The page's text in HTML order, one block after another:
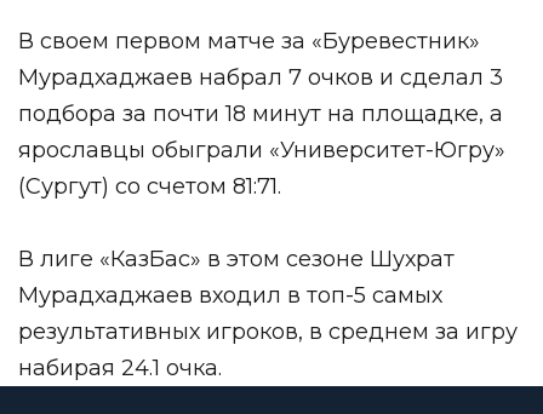
В своем первом матче за «Буревестник»
Мурадхаджаев набрал 7 очков и сделал 3
подбора за почти 18 минут на площадке, а
ярославцы обыграли «Университет-Югру»
(Сургут) со счетом 81:71.
В лиге «КазБас» в этом сезоне Шухрат
Мурадхаджаев входил в топ-5 самых
результативных игроков, в среднем за игру
набирая 24.1 очка.